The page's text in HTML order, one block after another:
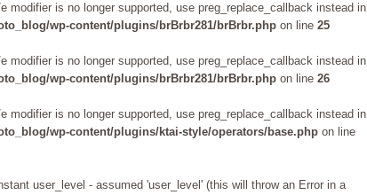
modifier is no longer supported, use preg_replace_callback instead in
wp-content/plugins/brBrbr281/brBrbr.php on line 25
modifier is no longer supported, use preg_replace_callback instead in
wp-content/plugins/brBrbr281/brBrbr.php on line 26
modifier is no longer supported, use preg_replace_callback instead in
wp-content/plugins/ktai-style/operators/base.php on line
user_level - assumed 'user_level' (this will throw an Error in a